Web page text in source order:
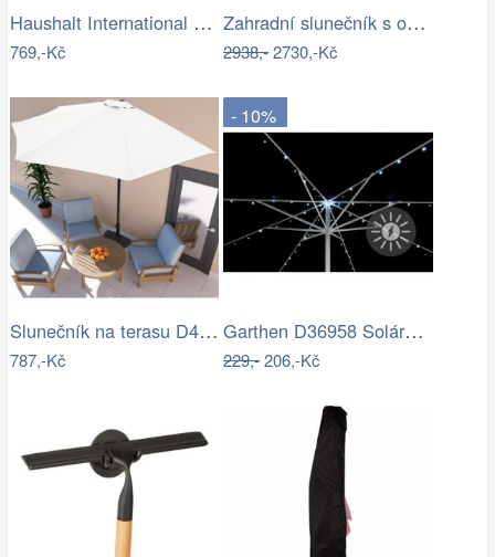
Haushalt International Stínící…
769,-Kč
Zahradní slunečník s osvětlením PL-882,…
2938,-2730,-Kč
Slunečník na terasu D4163 krémová…
787,-Kč
- 10%
Garthen D36958 Solární blikající řetěz…
229,-206,-Kč